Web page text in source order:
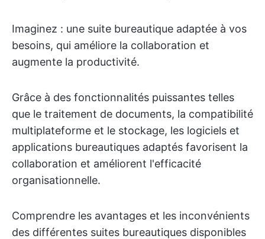
Imaginez : une suite bureautique adaptée à vos
besoins, qui améliore la collaboration et
augmente la productivité.
Grâce à des fonctionnalités puissantes telles
que le traitement de documents, la compatibilité
multiplateforme et le stockage, les logiciels et
applications bureautiques adaptés favorisent la
collaboration et améliorent l'efficacité
organisationnelle.
Comprendre les avantages et les inconvénients
des différentes suites bureautiques disponibles